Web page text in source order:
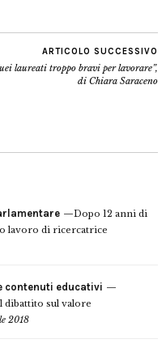
ARTICOLO SUCCESSIVO
laureati troppo bravi per lavorare”,
di Chiara Saraceno
Dopo 12 anni di
lavoro di ricercatrice
contenuti educativi
dibattito sul valore
2018